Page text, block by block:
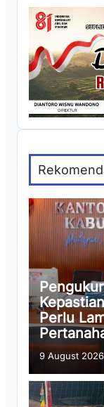
Perlu
9 August 2026